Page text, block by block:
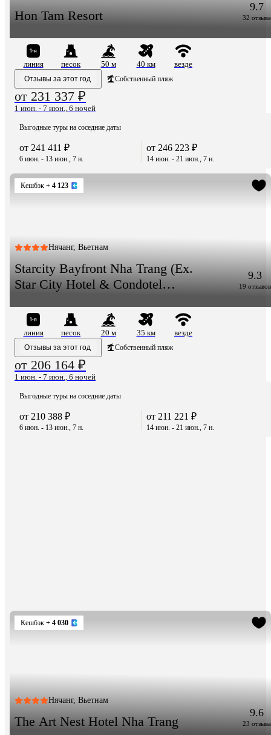
Hon Tam Resort
9.7
32 отзыва
линия песок 50 м 40 км
везде
Отзывы за этот год
Собственный пляж
от 231 337 ₽
1 июн. - 7 июн., 6 ночей
Выгодные туры на соседние даты
от 241 411 ₽
6 июн. - 13 июн., 7 н.
от 246 223 ₽
14 июн. - 21 июн., 7 н.
Кешбэк + 4 123
Нячанг, Вьетнам
Starcity Bayfront Nha Trang (Ex.
Star City Hotel & Condotel
9.3
19 отзывов
линия песок 20 м 35 км
везде
Отзывы за этот год
Собственный пляж
от 206 164 ₽
1 июн. - 7 июн., 6 ночей
Выгодные туры на соседние даты
от 210 388 ₽
6 июн. - 13 июн., 7 н.
от 211 221 ₽
14 июн. - 21 июн., 7 н.
Кешбэк + 4 030
Нячанг, Вьетнам
The Art Nest Hotel Nha Trang
9.6
23 отзыва